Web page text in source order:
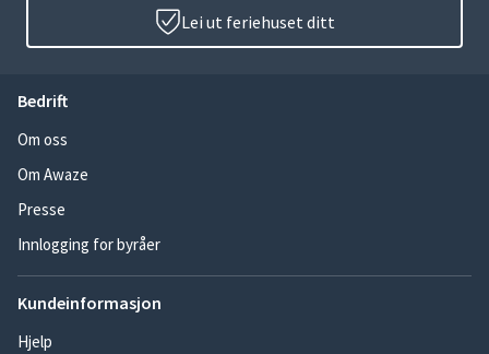
Lei ut feriehuset ditt
Bedrift
Om oss
Om Awaze
Presse
Innlogging for byråer
Kundeinformasjon
Hjelp